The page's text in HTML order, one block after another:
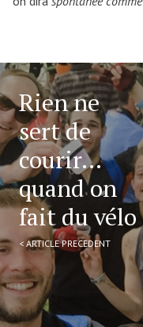
Rien ne
sert de
courir…
quand on
fait du vélo
< ARTICLE PRECEDENT